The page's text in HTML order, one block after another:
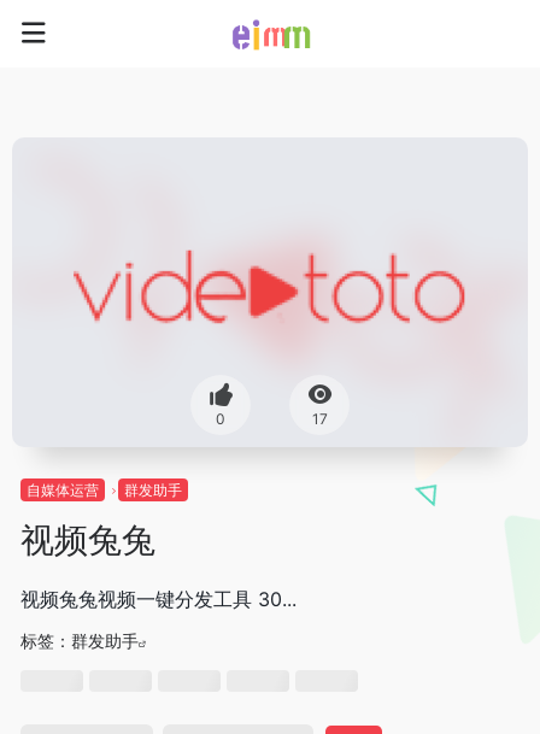
0 17
自媒体运营 群发助手
视频兔兔
视频兔兔视频一键分发工具 30...
标签： 群发助手